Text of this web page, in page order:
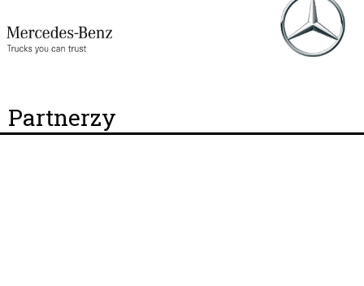
Partnerzy